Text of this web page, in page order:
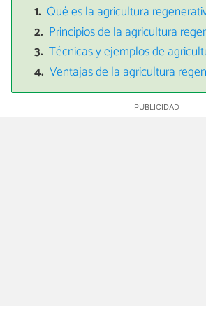
Qué es la agricultura
Principios de la agricultura
Técnicas y ejemplos de
Ventajas de la agricultura